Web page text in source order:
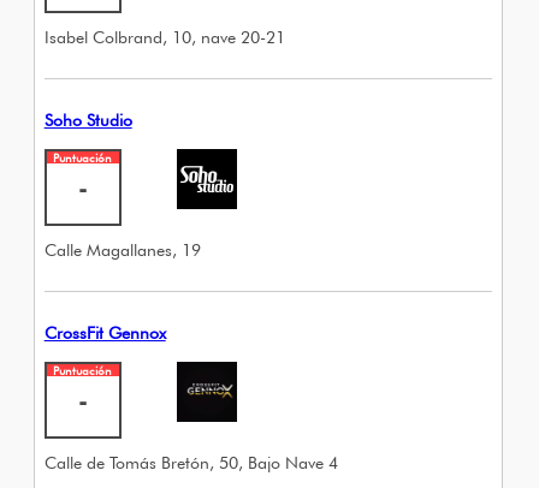
Isabel Colbrand, 10, nave 20-21
Soho Studio
Puntuación
-
Calle Magallanes, 19
CrossFit Gennox
Puntuación
-
Calle de Tomás Bretón, 50, Bajo Nave 4